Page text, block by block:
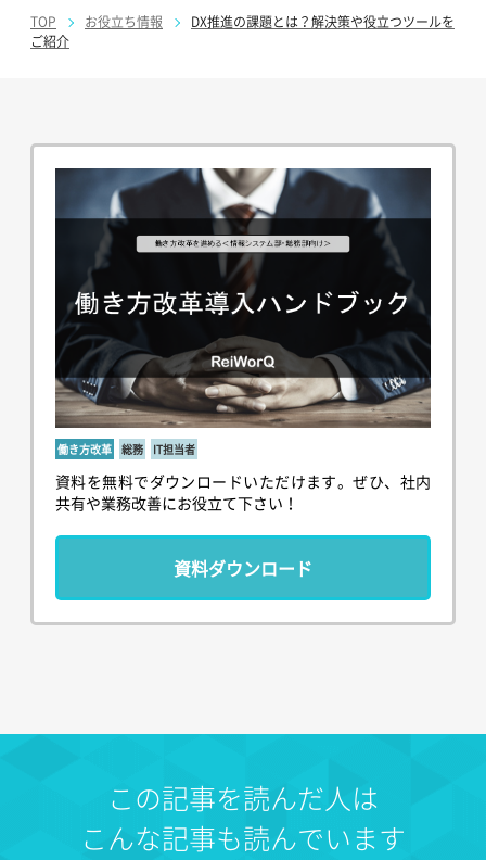
TOP お役立ち情報
DX推進の課題とは？解決策や役立つツールを
ご紹介
働き方改革 総務 IT担当者
資料を無料でダウンロードいただけます。ぜひ、社内
共有や業務改善にお役立て下さい！
資料ダウンロード
この記事を読んだ人は
こんな記事も読んでいます